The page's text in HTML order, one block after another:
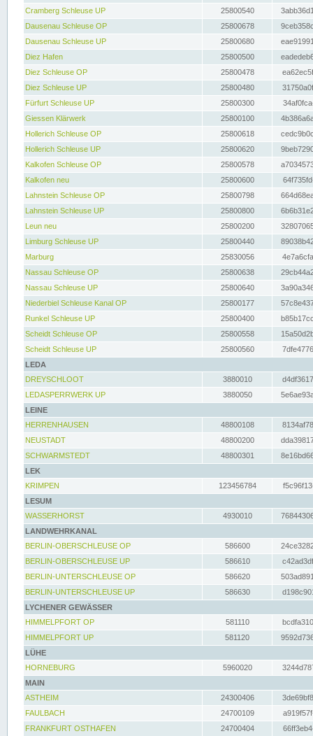
Cramberg Schleuse UP
25800540
Dausenau Schleuse OP
25800678
Dausenau Schleuse UP
25800680
Diez Hafen
25800500
Diez Schleuse OP
25800478
Diez Schleuse UP
25800480
Fürfurt Schleuse UP
25800300
Giessen Klärwerk
25800100
Hollerich Schleuse OP
25800618
Hollerich Schleuse UP
25800620
Kalkofen Schleuse OP
25800578
Kalkofen neu
25800600
Lahnstein Schleuse OP
25800798
Lahnstein Schleuse UP
25800800
Leun neu
25800200
Limburg Schleuse UP
25800440
Marburg
25830056
Nassau Schleuse OP
25800638
Nassau Schleuse UP
25800640
Niederbiel Schleuse Kanal OP
25800177
Runkel Schleuse UP
25800400
Scheidt Schleuse OP
25800558
Scheidt Schleuse UP
25800560
LEDA
DREYSCHLOOT
3880010
LEDASPERRWERK UP
3880050
LEINE
HERRENHAUSEN
48800108
NEUSTADT
48800200
SCHWARMSTEDT
48800301
LEK
KRIMPEN
123456784
LESUM
WASSERHORST
4930010
LANDWEHRKANAL
BERLIN-OBERSCHLEUSE OP
586600
BERLIN-OBERSCHLEUSE UP
586610
BERLIN-UNTERSCHLEUSE OP
586620
BERLIN-UNTERSCHLEUSE UP
586630
LYCHENER GEWÄSSER
HIMMELPFORT OP
581110
HIMMELPFORT UP
581120
LÜHE
HORNEBURG
5960020
MAIN
ASTHEIM
24300406
FAULBACH
24700109
FRANKFURT OSTHAFEN
24700404